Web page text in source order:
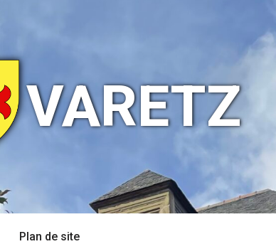
VARETZ
Plan de site